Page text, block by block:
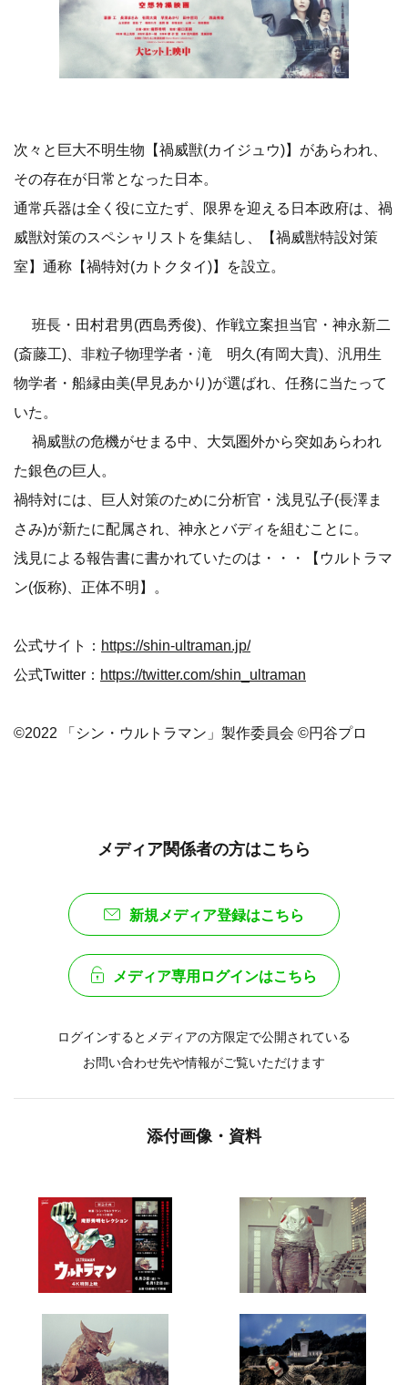
次々と巨大不明生物【禍威獣(カイジュウ)】があらわれ、
その存在が日常となった日本。
通常兵器は全く役に立たず、限界を迎える日本政府は、禍
威獣対策のスペシャリストを集結し、【禍威獣特設対策
室】通称【禍特対(カトクタイ)】を設立。
班長・田村君男(西島秀俊)、作戦立案担当官・神永新二
(斎藤工)、非粒子物理学者・滝 明久(有岡大貴)、汎用生
物学者・船縁由美(早見あかり)が選ばれ、任務に当たって
いた。
禍威獣の危機がせまる中、大気圏外から突如あらわれ
た銀色の巨人。
禍特対には、巨人対策のために分析官・浅見弘子(長澤ま
さみ)が新たに配属され、神永とバディを組むことに。
浅見による報告書に書かれていたのは・・・【ウルトラマ
ン(仮称)、正体不明】。
公式サイト： https://shin-ultraman.jp/
公式Twitter： https://twitter.com/shin_ultraman
©2022 「シン・ウルトラマン」製作委員会 ©円谷プロ
メディア関係者の方はこちら
新規メディア登録はこちら
メディア専用ログインはこちら
ログインするとメディアの方限定で公開されている
お問い合わせ先や情報がご覧いただけます
添付画像・資料